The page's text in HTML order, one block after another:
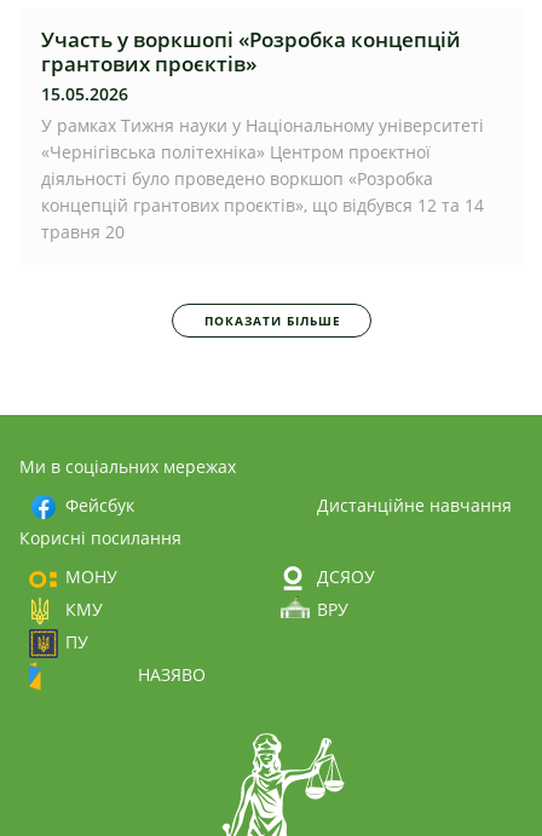
Участь у воркшопі «Розробка концепцій
грантових проєктів»
15.05.2026
У рамках Тижня науки у Національному університеті
«Чернігівська політехніка» Центром проєктної
діяльності було проведено воркшоп «Розробка
концепцій грантових проєктів», що відбувся 12 та 14
травня 20
ПОКАЗАТИ БІЛЬШЕ
Ми в соціальних мережах
Фейсбук
Дистанційне навчання
Корисні посилання
МОНУ
ДСЯОУ
КМУ
ВРУ
ПУ
НАЗЯВО